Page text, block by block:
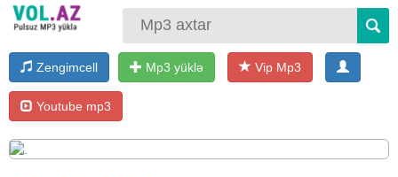
Zengimcell Mp3 yüklə Vip Mp3
Youtube mp3